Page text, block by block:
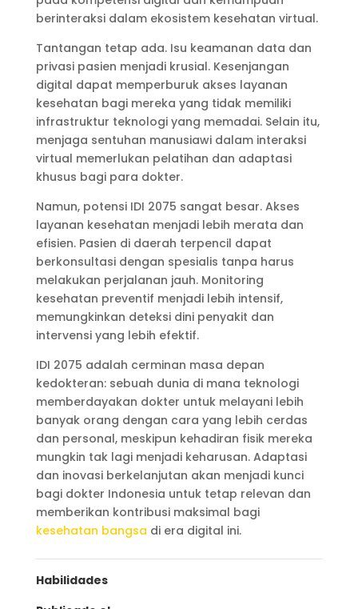
berinteraksi dalam ekosistem kesehatan virtual.
Tantangan tetap ada. Isu keamanan data dan
privasi pasien menjadi krusial. Kesenjangan
digital dapat memperburuk akses layanan
kesehatan bagi mereka yang tidak memiliki
infrastruktur teknologi yang memadai. Selain itu,
menjaga sentuhan manusiawi dalam interaksi
virtual memerlukan pelatihan dan adaptasi
khusus bagi para dokter.
Namun, potensi IDI 2075 sangat besar. Akses
layanan kesehatan menjadi lebih merata dan
efisien. Pasien di daerah terpencil dapat
berkonsultasi dengan spesialis tanpa harus
melakukan perjalanan jauh. Monitoring
kesehatan preventif menjadi lebih intensif,
memungkinkan deteksi dini penyakit dan
intervensi yang lebih efektif.
IDI 2075 adalah cerminan masa depan
kedokteran: sebuah dunia di mana teknologi
memberdayakan dokter untuk melayani lebih
banyak orang dengan cara yang lebih cerdas
dan personal, meskipun kehadiran fisik mereka
mungkin tak lagi menjadi keharusan. Adaptasi
dan inovasi berkelanjutan akan menjadi kunci
bagi dokter Indonesia untuk tetap relevan dan
memberikan kontribusi maksimal bagi
kesehatan bangsa di era digital ini.
Habilidades